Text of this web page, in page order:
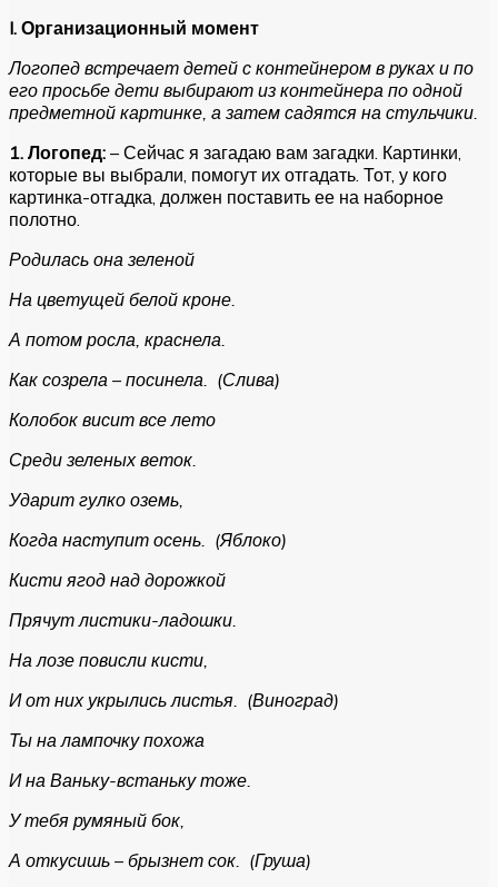
I. Организационный момент
Логопед встречает детей с контейнером в руках и по
его просьбе дети выбирают из контейнера по одной
предметной картинке, а затем садятся на стульчики.
1. Логопед: – Сейчас я загадаю вам загадки. Картинки,
которые вы выбрали, помогут их отгадать. Тот, у кого
картинка-отгадка, должен поставить ее на наборное
полотно.
Родилась она зеленой
На цветущей белой кроне.
А потом росла, краснела.
Как созрела – посинела. (Слива)
Колобок висит все лето
Среди зеленых веток.
Ударит гулко оземь,
Когда наступит осень. (Яблоко)
Кисти ягод над дорожкой
Прячут листики-ладошки.
На лозе повисли кисти,
И от них укрылись листья. (Виноград)
Ты на лампочку похожа
И на Ваньку-встаньку тоже.
У тебя румяный бок,
А откусишь – брызнет сок. (Груша)